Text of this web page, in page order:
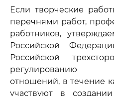
Если творческие
перечнями работ,
работников,
Российской
Российской
регулированию
отношений, в течение
участвуют в